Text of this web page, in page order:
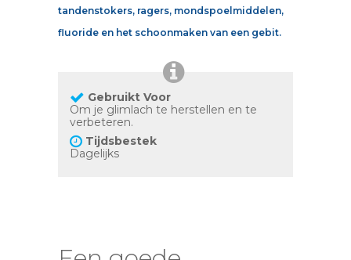
tandenstokers, ragers, mondspoelmiddelen,
fluoride en het schoonmaken van een gebit.
Gebruikt Voor
Om je glimlach te herstellen en te
verbeteren.
Tijdsbestek
Dagelijks